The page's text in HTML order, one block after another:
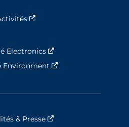
Nouvelle fenêtre
Electronics
Environment
& Presse Nouvelle fenêtre